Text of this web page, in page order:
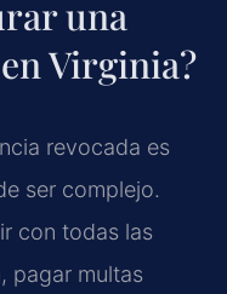
una
Virginia?
revocada es
ser complejo.
con todas las
pagar multas